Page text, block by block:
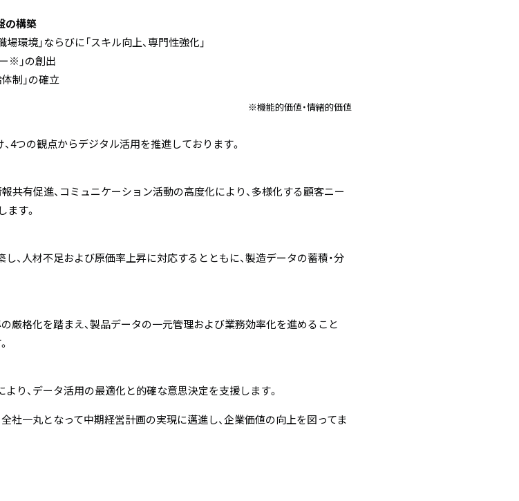
の構築
環境」ならびに「スキル向上、専門性強化」
※」の創出
制」の確立
※機能的価値・情緒的価値
4つの観点からデジタル活用を推進しております。
共有促進、コミュニケーション活動の高度化により、多様化する顧客ニー
ます。
、人材不足および原価率上昇に対応するとともに、製造データの蓄積・分
厳格化を踏まえ、製品データの一元管理および業務効率化を進めること
り、データ活用の最適化と的確な意思決定を支援します。
社一丸となって中期経営計画の実現に邁進し、企業価値の向上を図ってま